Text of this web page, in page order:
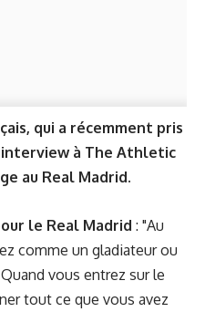
qui a récemment pris
à The Athletic
au Real Madrid.
le Real Madrid : "Au
comme un gladiateur ou
vous entrez sur le
tout ce que vous avez